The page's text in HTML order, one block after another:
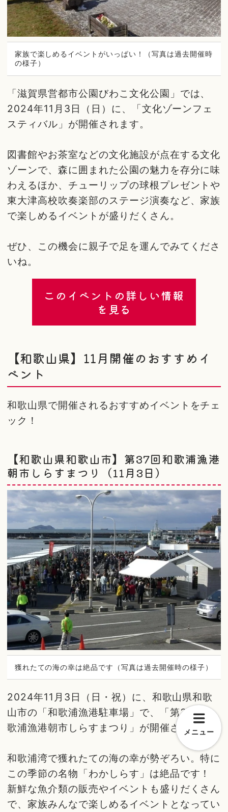
家族で楽しめるイベントがいっぱい！（写真は過去開催時
の様子）
「滋賀県営都市公園びわこ文化公園」では、
2024年11月3日（日）に、「文化ゾーンフェ
スティバル」が開催されます。
図書館やお茶室などの文化施設が点在する文化
ゾーンで、森に囲まれた公園の魅力を存分に味
わえるほか、チューリップの球根プレゼントや
東大津高校吹奏楽部のステージ演奏など、家族
で楽しめるイベントが盛りだくさん。
ぜひ、この機会に親子で足を運んでみてくださ
いね。
このイベントの詳しい情報
を見る
【和歌山県】11月開催のおすすめイ
ベント
和歌山県で開催されるおすすめイベントをチェ
ック！
【和歌山県和歌山市】第37回和歌浦漁港
朝市しらすまつり（11月3日）
獲れたての海の幸は絶品です（写真は過去開催時の様子）
2024年11月3日（日・祝）に、和歌山県和歌
山市の「和歌浦漁港駐車場」で、「第37回和
歌浦漁港朝市しらすまつり」が開催されます。
和歌浦湾で獲れたての海の幸が勢ぞろい。特に
この季節の名物「わかしらす」は絶品です！
新鮮な魚介類の販売やイベントも盛りだくさん
で、家族みんなで楽しめるイベントとなってい
メニュー